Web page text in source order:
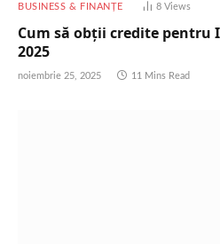
BUSINESS & FINANȚE 8 Views
Cum să obții credite pentru
2025
noiembrie 25, 2025 11 Mins Read